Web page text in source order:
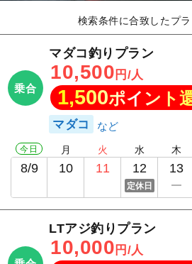
検索条件に合致したプラ
乗合
マダコ釣りプラン
10,500 円/人
1,500ポイント
マダコ
今日
8/9
月
10
火
11
水
12
定休日
木
13
LTアジ釣りプラン
10,000 円/人